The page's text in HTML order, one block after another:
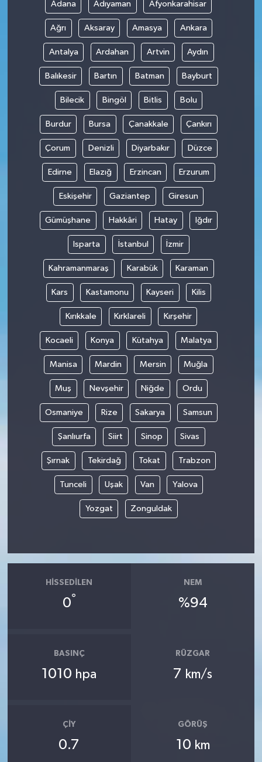
Adana Adıyaman Afyonkarahisar
Ağrı Aksaray Amasya Ankara
Antalya Ardahan Artvin Aydın
Balıkesir Bartın Batman Bayburt
Bilecik Bingöl Bitlis Bolu
Burdur Bursa Çanakkale Çankırı
Çorum Denizli Diyarbakır Düzce
Edirne Elazığ Erzincan Erzurum
Eskişehir Gaziantep Giresun
Gümüşhane Hakkâri Hatay Iğdır
Isparta İstanbul İzmir
Kahramanmaraş Karabük Karaman
Kars Kastamonu Kayseri Kilis
Kırıkkale Kırklareli Kırşehir
Kocaeli Konya Kütahya Malatya
Manisa Mardin Mersin Muğla
Muş Nevşehir Niğde Ordu
Osmaniye Rize Sakarya Samsun
Şanlıurfa Siirt Sinop Sivas
Şırnak Tekirdağ Tokat Trabzon
Tunceli Uşak Van Yalova
Yozgat Zonguldak
HISSEDILEN
0°
NEM
%94
BASINÇ
1010 hpa
RÜZGAR
7 km/s
ÇIY
0.7
GÖRÜŞ
10 km